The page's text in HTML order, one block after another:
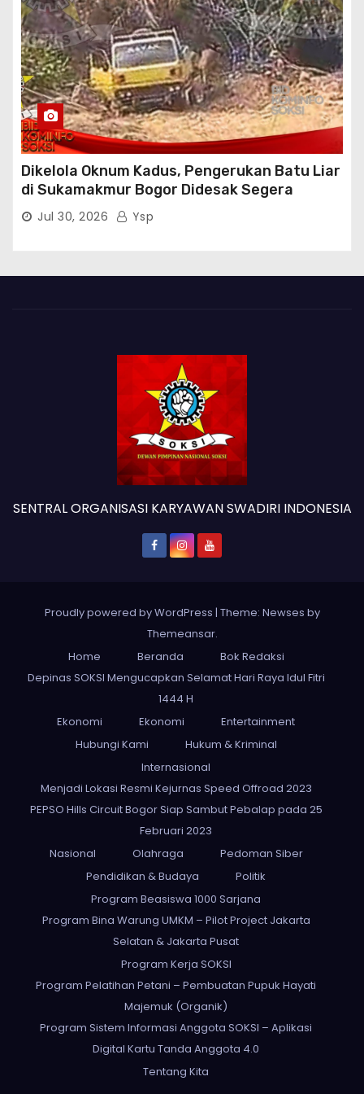
Dikelola Oknum Kadus, Pengerukan Batu Liar
di Sukamakmur Bogor Didesak Segera
Ditindak Hukum
Jul 30, 2026 Ysp
SENTRAL ORGANISASI KARYAWAN SWADIRI INDONESIA
Proudly powered by WordPress | Theme: Newses by
Themeansar.
Home
Beranda
Bok Redaksi
Depinas SOKSI Mengucapkan Selamat Hari Raya Idul Fitri
1444 H
Ekonomi
Ekonomi
Entertainment
Hubungi Kami
Hukum & Kriminal
Internasional
Menjadi Lokasi Resmi Kejurnas Speed Offroad 2023
PEPSO Hills Circuit Bogor Siap Sambut Pebalap pada 25
Februari 2023
Nasional
Olahraga
Pedoman Siber
Pendidikan & Budaya
Politik
Program Beasiswa 1000 Sarjana
Program Bina Warung UMKM – Pilot Project Jakarta
Selatan & Jakarta Pusat
Program Kerja SOKSI
Program Pelatihan Petani – Pembuatan Pupuk Hayati
Majemuk (Organik)
Program Sistem Informasi Anggota SOKSI – Aplikasi
Digital Kartu Tanda Anggota 4.0
Tentang Kita